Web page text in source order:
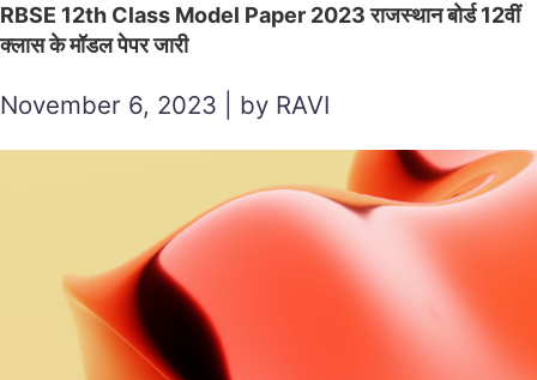
RBSE 12th Class Model Paper 2023 राजस्थान बोर्ड 12वीं
क्लास के मॉडल पेपर जारी
November 6, 2023 | by RAVI